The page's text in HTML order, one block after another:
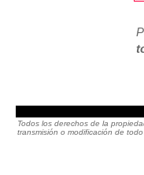
Todos los derechos de la
transmisión o modificación de